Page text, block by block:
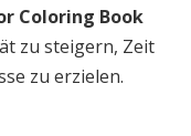
Coloring Book
zu steigern, Zeit
zu erzielen.